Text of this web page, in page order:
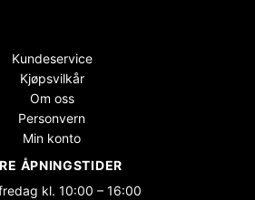
Kundeservice
Kjøpsvilkår
Om oss
Personvern
Min konto
ÅPNINGSTIDER
kl. 10:00 – 16:00